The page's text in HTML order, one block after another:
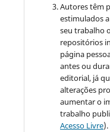
Autores têm
estimulados
seu trabalho
repositórios
página
antes ou
editorial, já
alterações
aumentar o
trabalho
Acesso Livre).